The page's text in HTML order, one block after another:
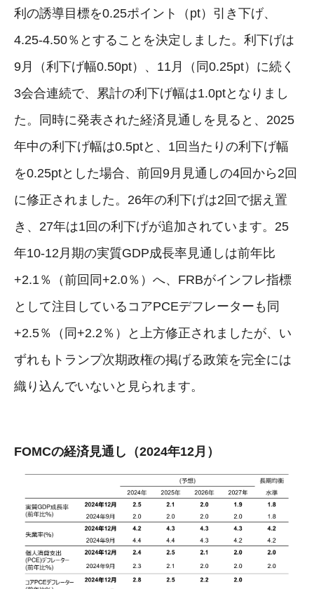
利の誘導目標を0.25ポイント（pt）引き下げ、
4.25-4.50％とすることを決定しました。利下げは
9月（利下げ幅0.50pt）、11月（同0.25pt）に続く
3会合連続で、累計の利下げ幅は1.0ptとなりまし
た。同時に発表された経済見通しを見ると、2025
年中の利下げ幅は0.5ptと、1回当たりの利下げ幅
を0.25ptとした場合、前回9月見通しの4回から2回
に修正されました。26年の利下げは2回で据え置
き、27年は1回の利下げが追加されています。25
年10-12月期の実質GDP成長率見通しは前年比
+2.1％（前回同+2.0％）へ、FRBがインフレ指標
として注目しているコアPCEデフレーターも同
+2.5％（同+2.2％）と上方修正されましたが、い
ずれもトランプ次期政権の掲げる政策を完全には
織り込んでいないと見られます。
FOMCの経済見通し（2024年12月）